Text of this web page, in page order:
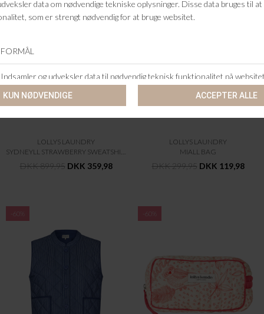
LOLLYS LAUNDRY
DKK 899,95 DKK 359,98
LOLLYS LAUNDRY
MIALL BAG
DKK 299,95 DKK 119,98
-60% -60%